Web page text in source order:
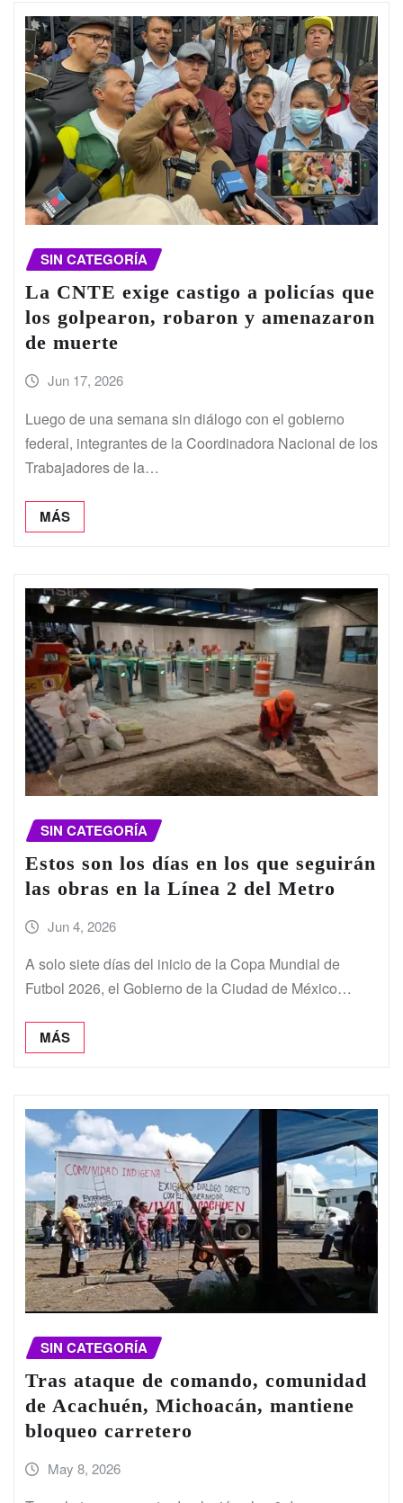
SIN CATEGORÍA
La CNTE exige castigo a policías que
los golpearon, robaron y amenazaron
de muerte
Jun 17, 2026
Luego de una semana sin diálogo con el gobierno
federal, integrantes de la Coordinadora Nacional de los
Trabajadores de la…
MÁS
SIN CATEGORÍA
Estos son los días en los que seguirán
las obras en la Línea 2 del Metro
Jun 4, 2026
A solo siete días del inicio de la Copa Mundial de
Futbol 2026, el Gobierno de la Ciudad de México…
MÁS
SIN CATEGORÍA
Tras ataque de comando, comunidad
de Acachuén, Michoacán, mantiene
bloqueo carretero
May 8, 2026